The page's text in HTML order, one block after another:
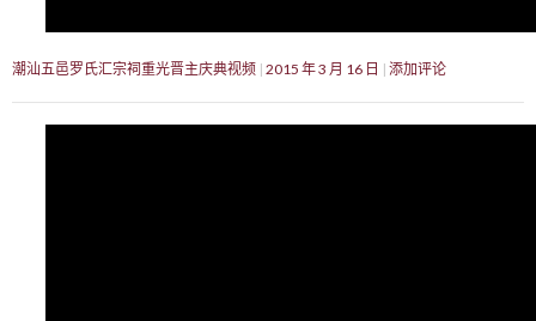
潮汕五邑罗氏汇宗祠重光晋主庆典视频 2015 年 3 月 16 日 添加评论